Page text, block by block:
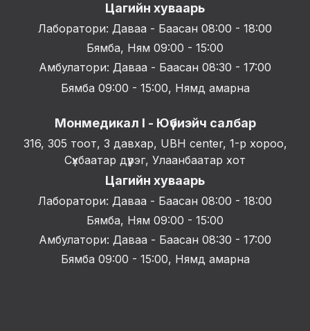
Цагийн хуваарь
Лаборатори: Даваа - Баасан 08:00 - 18:00
Бямба, Ням 09:00 - 15:00
Амбулатори: Даваа - Баасан 08:30 - 17:00
Бямба 09:00 - 15:00, Нямд амарна
Монмедикал I - Юүбиэйч салбар
316, 305 тоот, 3 давхар, UBH center, 1-р хороо,
Сүхбаатар дүүрэг, Улаанбаатар хот
Цагийн хуваарь
Лаборатори: Даваа - Баасан 08:00 - 18:00
Бямба, Ням 09:00 - 15:00
Амбулатори: Даваа - Баасан 08:30 - 17:00
Бямба 09:00 - 15:00, Нямд амарна